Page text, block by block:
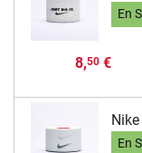
En
8,50€
En